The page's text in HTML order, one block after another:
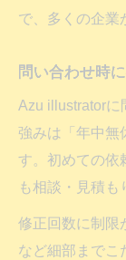
で、多くの企業
問い合わせ時
Azu illustratorに
強みは「年中無
す。初めての依
も相談・見積も
修正回数に制限
など細部までこ